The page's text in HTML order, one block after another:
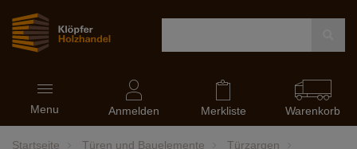
Navigation
ein-
und
ausblenden
Menu Anmelden Merkliste Warenkorb
Startseite Türen und Bauelemente
Türzargen